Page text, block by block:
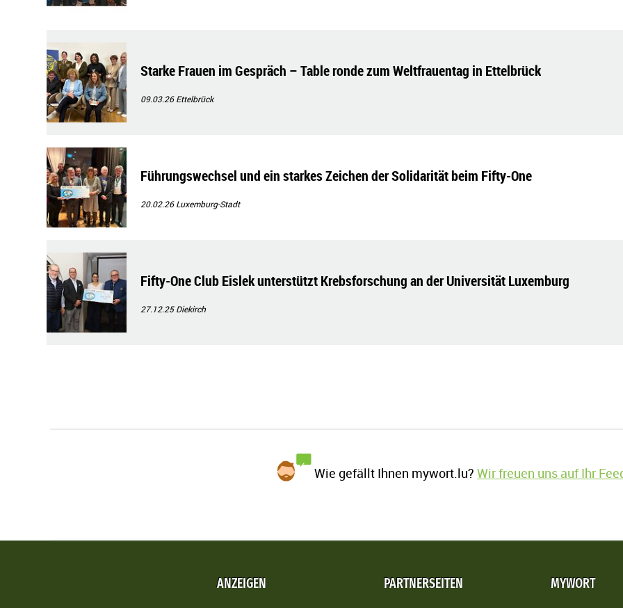
Starke Frauen im Gespräch – Table ronde zum Weltfrauentag in Ettelbrück
09.03.26Ettelbrück
Führungswechsel und ein starkes Zeichen der Solidarität beim Fifty-One
20.02.26Luxemburg-Stadt
Fifty-One Club Eislek unterstützt Krebsforschung an der Universität Luxemburg
27.12.25Diekirch
Wie gefällt Ihnen mywort.lu?Wir freuen uns auf Ihr
ANZEIGEN PARTNERSEITEN MYWORT